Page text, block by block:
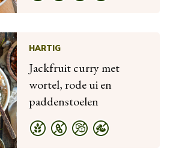
HARTIG
Jackfruit curry met
wortel, rode ui en
paddenstoelen